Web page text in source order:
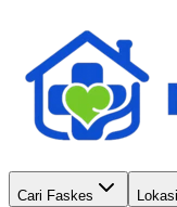
Cari Faskes Lokasi